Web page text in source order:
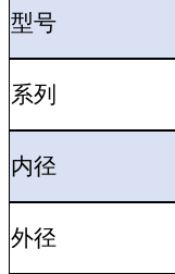
型号
系列
内径
外径